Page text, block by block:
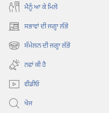
ਮੈਨੂੰ ਆ ਕੇ ਮਿਲੋ
ਸਭਾਵਾਂ ਦੀ ਜਗ੍ਹਾ ਲੱਭੋ
(opens
new ਸੰਮੇਲਨ ਦੀ ਜਗ੍ਹਾ ਲੱਭੋ
(opens
new
window)
ਨਵਾਂ ਕੀ ਹੈ
ਵੀਡੀਓ
ਖੋਜ